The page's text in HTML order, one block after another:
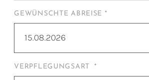
GEWÜNSCHTE ABREISE *
15.08.2026
VERPFLEGUNGSART *